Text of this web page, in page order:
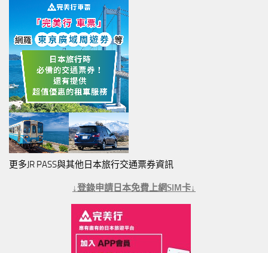
更多JR PASS與其他日本旅行交通票券資訊
↓登錄申請日本免費上網SIM卡↓